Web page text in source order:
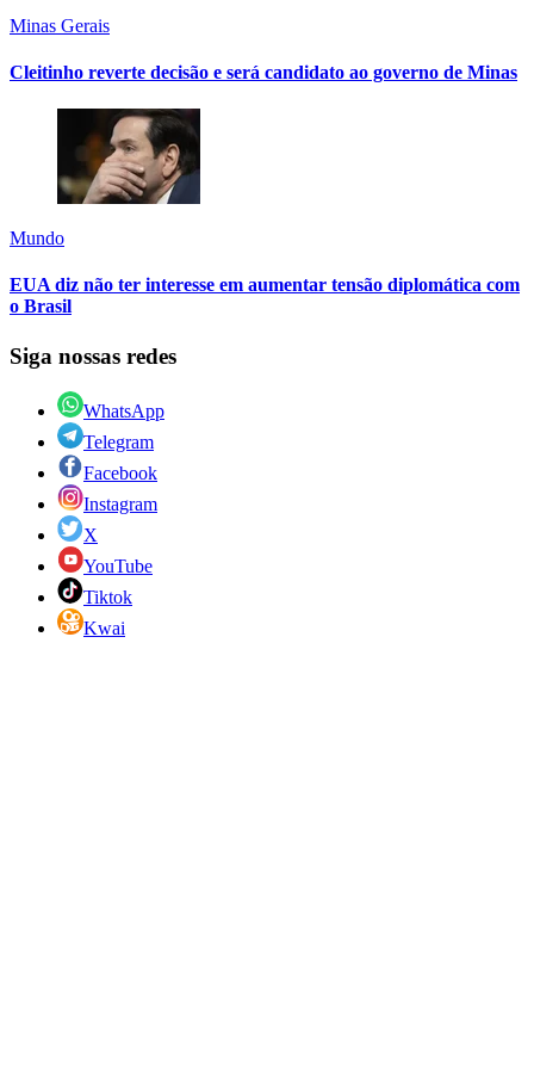
Minas Gerais
Cleitinho reverte decisão e será candidato ao governo de Minas
Mundo
EUA diz não ter interesse em aumentar tensão diplomática com
o Brasil
Siga nossas redes
WhatsApp
Telegram
Facebook
Instagram
X
YouTube
Tiktok
Kwai